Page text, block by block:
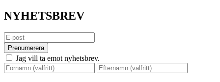
NYHETSBREV
Prenumerera
Jag vill ta emot nyhetsbrev.